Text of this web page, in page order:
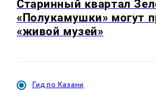
Старинный квартал
«Полукамушки» могут
«живой музей»
Гид по Казани